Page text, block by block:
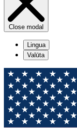
Close modal
Lingua
Valūta